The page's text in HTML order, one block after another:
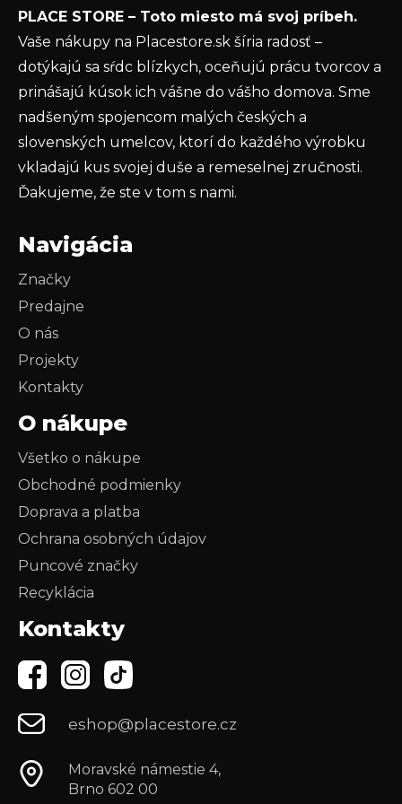
ochrany osobných údajov
PRIHLÁSIŤ SA
PLACE STORE – Toto miesto má svoj príbeh.
Vaše nákupy na Placestore.sk šíria radosť –
dotýkajú sa sŕdc blízkych, oceňujú prácu tvorcov a
prinášajú kúsok ich vášne do vášho domova. Sme
nadšeným spojencom malých českých a
slovenských umelcov, ktorí do každého výrobku
vkladajú kus svojej duše a remeselnej zručnosti.
Ďakujeme, že ste v tom s nami.
Navigácia
Značky
Predajne
O nás
Projekty
Kontakty
O nákupe
Všetko o nákupe
Obchodné podmienky
Doprava a platba
Ochrana osobných údajov
Puncové značky
Recyklácia
Kontakty
eshop@placestore.cz
Moravské námestie 4,
Brno 602 00